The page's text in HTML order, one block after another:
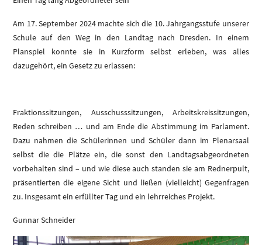
Am 17. September 2024 machte sich die 10. Jahrgangsstufe unserer
Schule auf den Weg in den Landtag nach Dresden. In einem
Planspiel konnte sie in Kurzform selbst erleben, was alles
dazugehört, ein Gesetz zu erlassen:
Fraktionssitzungen, Ausschusssitzungen, Arbeitskreissitzungen,
Reden schreiben … und am Ende die Abstimmung im Parlament.
Dazu nahmen die Schülerinnen und Schüler dann im Plenarsaal
selbst die die Plätze ein, die sonst den Landtagsabgeordneten
vorbehalten sind – und wie diese auch standen sie am Rednerpult,
präsentierten die eigene Sicht und ließen (vielleicht) Gegenfragen
zu. Insgesamt ein erfüllter Tag und ein lehrreiches Projekt.
Gunnar Schneider